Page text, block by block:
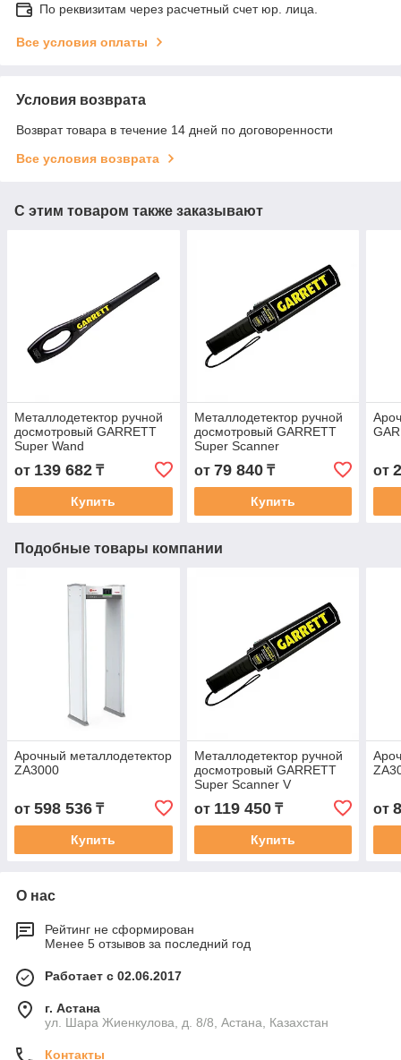
По реквизитам через расчетный счет юр. лица.
Все условия оплаты
Условия возврата
Возврат товара в течение 14 дней по договоренности
Все условия возврата
С этим товаром также заказывают
Металлодетектор ручной
досмотровый GARRETT
Super Wand
от 139 682 ₸
Купить
Металлодетектор ручной
досмотровый GARRETT
Super Scanner
от 79 840₸
Купить
от
Подобные товары компании
Арочный металлодетектор
ZA3000
от 598 536 ₸
Купить
Металлодетектор ручной
досмотровый GARRETT
Super Scanner V
от 119 450₸
Купить
от
О нас
Рейтинг не сформирован
Менее 5 отзывов за последний год
Работает с 02.06.2017
г. Астана
ул. Шара Жиенкулова, д. 8/8, Астана, Казахстан
Контакты